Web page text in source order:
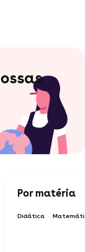
Por matéria
Didática